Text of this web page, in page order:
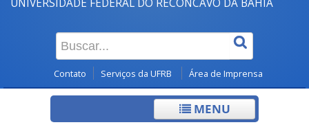
Legislação
Canais
UNIVERSIDADE FEDERAL DO RECÔNCAVO DA BAHIA
Contato Serviços da UFRB Área de Imprensa
MENU